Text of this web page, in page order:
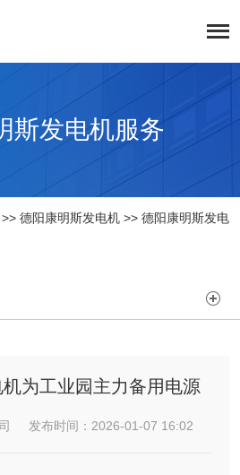
斯发电机服务
>> 德阳康明斯发电机 >> 德阳康明斯发电

为工业园主力备用电源
发布时间：2026-01-07 16:02